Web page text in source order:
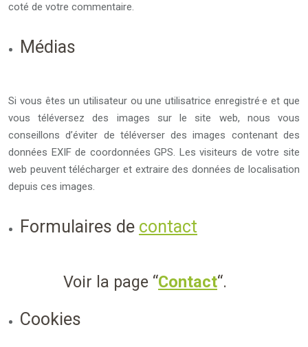
coté de votre commentaire.
Médias
Si vous êtes un utilisateur ou une utilisatrice enregistré·e et que
vous téléversez des images sur le site web, nous vous
conseillons d’éviter de téléverser des images contenant des
données EXIF de coordonnées GPS. Les visiteurs de votre site
web peuvent télécharger et extraire des données de localisation
depuis ces images.
Formulaires de contact
Voir la page “Contact“.
Cookies